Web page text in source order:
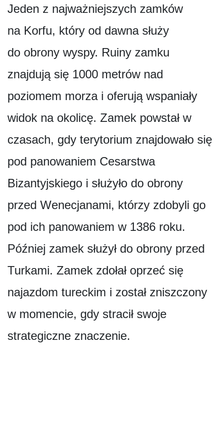
Jeden z najważniejszych zamków
na Korfu, który od dawna służy
do obrony wyspy. Ruiny zamku
znajdują się 1000 metrów nad
poziomem morza i oferują wspaniały
widok na okolicę. Zamek powstał w
czasach, gdy terytorium znajdowało się
pod panowaniem Cesarstwa
Bizantyjskiego i służyło do obrony
przed Wenecjanami, którzy zdobyli go
pod ich panowaniem w 1386 roku.
Później zamek służył do obrony przed
Turkami. Zamek zdołał oprzeć się
najazdom tureckim i został zniszczony
w momencie, gdy stracił swoje
strategiczne znaczenie.